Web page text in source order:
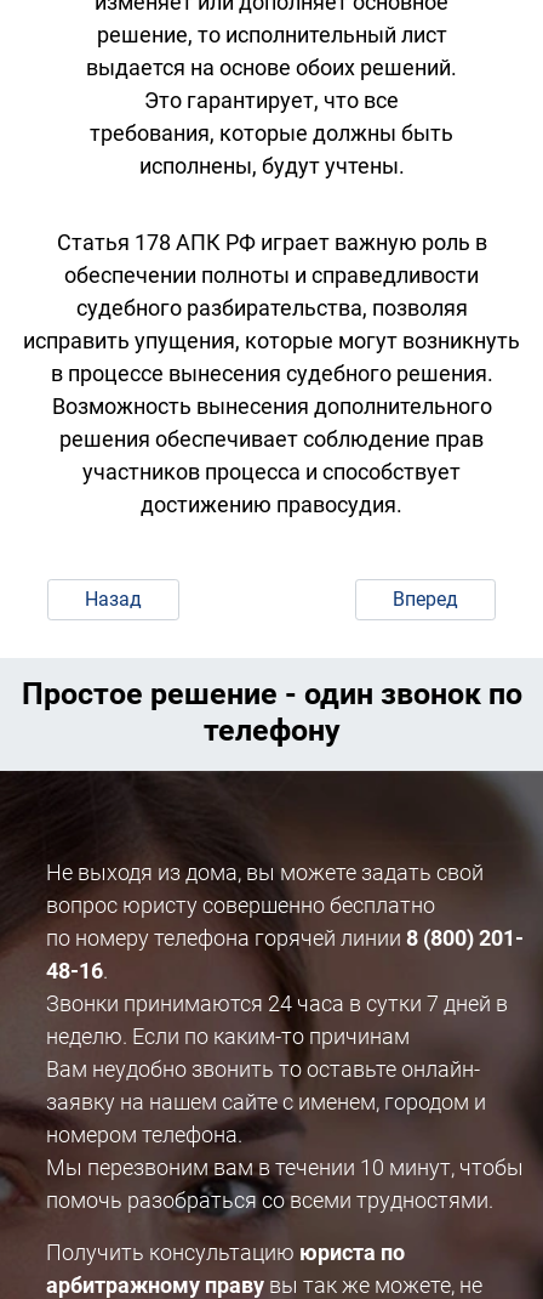
решение, то исполнительный лист
выдается на основе обоих решений.
Это гарантирует, что все
требования, которые должны быть
исполнены, будут учтены.
Статья 178 АПК РФ играет важную роль в
обеспечении полноты и справедливости
судебного разбирательства, позволяя
исправить упущения, которые могут возникнуть
в процессе вынесения судебного решения.
Возможность вынесения дополнительного
решения обеспечивает соблюдение прав
участников процесса и способствует
достижению правосудия.
Назад Вперед
Простое решение - один звонок по
телефону
Не выходя из дома, вы можете задать свой
вопрос юристу совершенно бесплатно
по номеру телефона горячей линии 8 (800) 201-
48-16.
Звонки принимаются 24 часа в сутки 7 дней в
неделю. Если по каким-то причинам
Вам неудобно звонить то оставьте онлайн-
заявку на нашем сайте с именем, городом и
номером телефона.
Мы перезвоним вам в течении 10 минут, чтобы
помочь разобраться со всеми трудностями.
Получить консультацию юриста по
арбитражному праву вы так же можете, не